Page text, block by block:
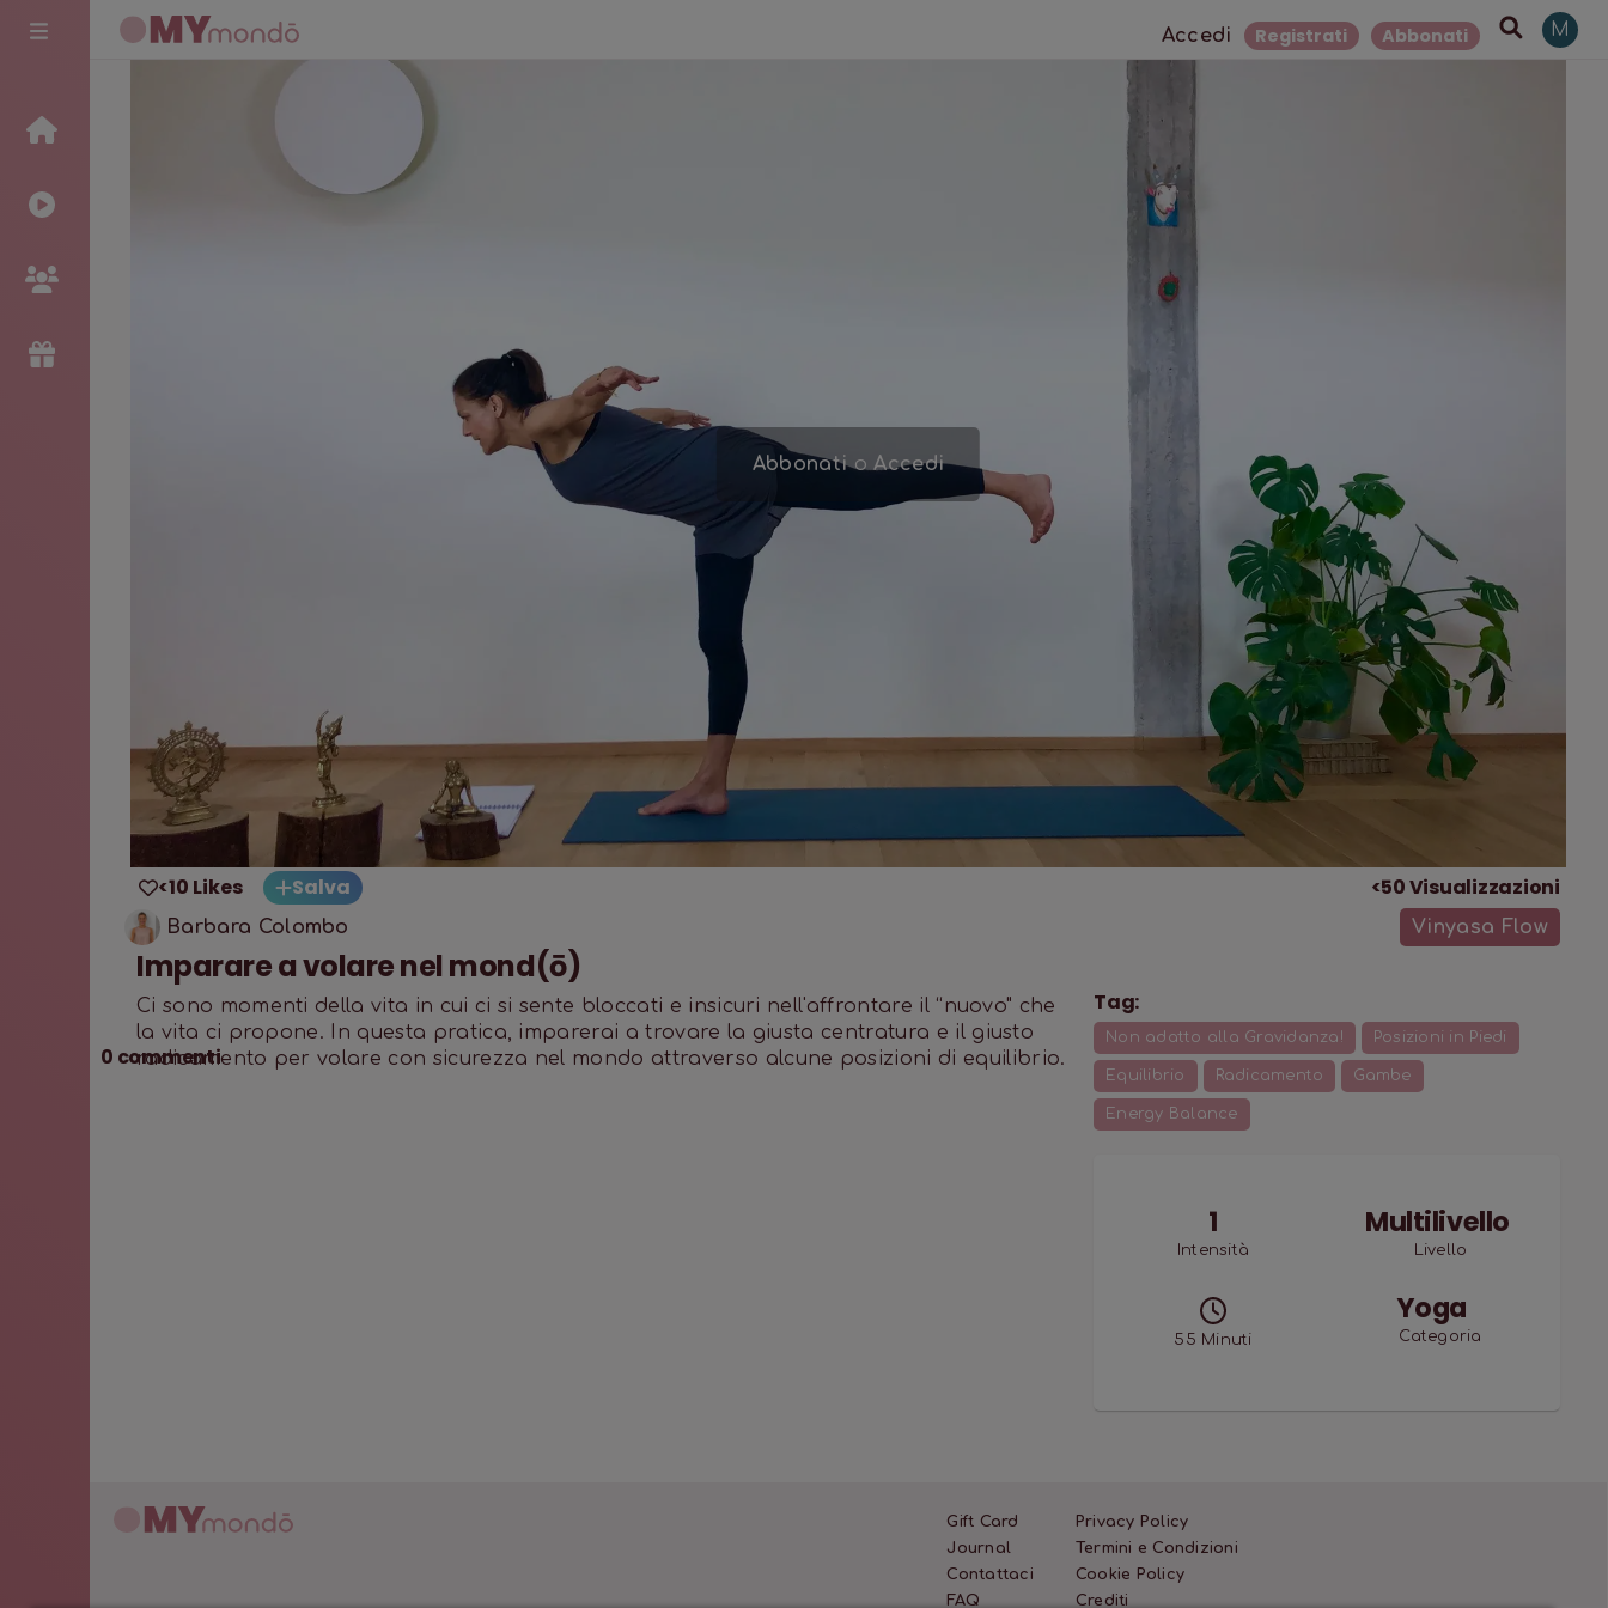
Accedi Registrati Abbonati M
AbbonatioAccedi
<10 Likes Salva <50Visualizzazioni
Barbara Colombo Vinyasa Flow
Imparare a volare nel mond(ō)
Ci sono momenti della vita in cui ci si sente bloccati e insicuri nell'affrontare il “nuovo" che
la vita ci propone. In questa pratica, imparerai a trovare la giusta centratura e il giusto
radicamento per volare con sicurezza nel mondo attraverso alcune posizioni di equilibrio.
0 commenti
Tag:
Non adatto alla Gravidanza! Posizioni in Piedi
Equilibrio Radicamento Gambe
Energy Balance
1
Intensità
Multilivello
Livello
55 Minuti
Yoga
Categoria
Gift Card
Journal
Contattaci
FAQ
Privacy Policy
Termini e Condizioni
Cookie Policy
Crediti